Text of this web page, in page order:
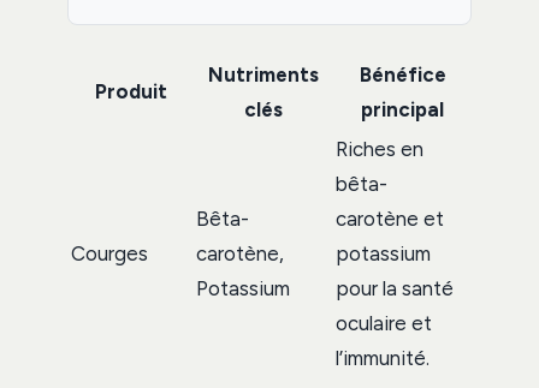
Produit
Nutriments
clés
Bénéfice
principal
Courges
Bêta-
carotène,
Potassium
Riches en
bêta-
carotène et
potassium
pour la santé
oculaire et
l’immunité.